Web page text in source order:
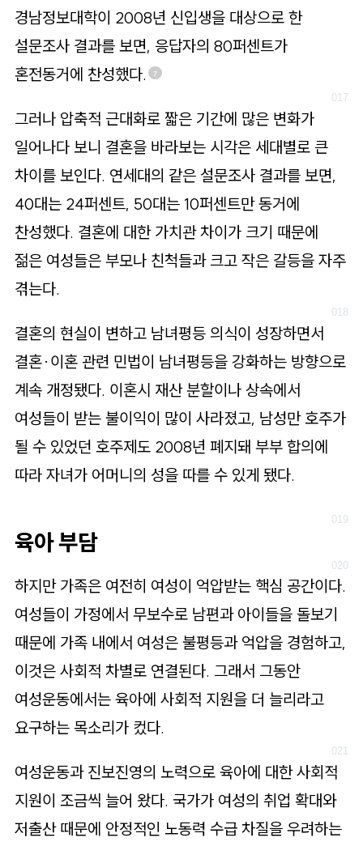
경남정보대학이 2008년 신입생을 대상으로 한
설문조사 결과를 보면, 응답자의 80퍼센트가
혼전동거에 찬성했다.
7
그러나 압축적 근대화로 짧은 기간에 많은 변화가
일어나다 보니 결혼을 바라보는 시각은 세대별로 큰
차이를 보인다. 연세대의 같은 설문조사 결과를 보면,
40대는 24퍼센트, 50대는 10퍼센트만 동거에
찬성했다. 결혼에 대한 가치관 차이가 크기 때문에
젊은 여성들은 부모나 친척들과 크고 작은 갈등을 자주
겪는다.
결혼의 현실이 변하고 남녀평등 의식이 성장하면서
결혼·이혼 관련 민법이 남녀평등을 강화하는 방향으로
계속 개정됐다. 이혼시 재산 분할이나 상속에서
여성들이 받는 불이익이 많이 사라졌고, 남성만 호주가
될 수 있었던 호주제도 2008년 폐지돼 부부 합의에
따라 자녀가 어머니의 성을 따를 수 있게 됐다.
육아 부담
하지만 가족은 여전히 여성이 억압받는 핵심 공간이다.
여성들이 가정에서 무보수로 남편과 아이들을 돌보기
때문에 가족 내에서 여성은 불평등과 억압을 경험하고,
이것은 사회적 차별로 연결된다. 그래서 그동안
여성운동에서는 육아에 사회적 지원을 더 늘리라고
요구하는 목소리가 컸다.
여성운동과 진보진영의 노력으로 육아에 대한 사회적
지원이 조금씩 늘어 왔다. 국가가 여성의 취업 확대와
저출산 때문에 안정적인 노동력 수급 차질을 우려하는